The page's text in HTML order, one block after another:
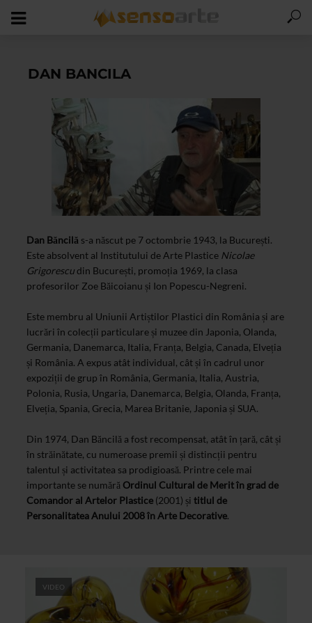
DAN BANCILA
Dan Băncilă s-a născut pe 7 octombrie 1943, la București.
Este absolvent al Institutului de Arte Plastice Nicolae
Grigorescudin București, promoția 1969, la clasa
profesorilor Zoe Băicoianu și Ion Popescu-Negreni.
Este membru al Uniunii Artiștilor Plastici din România și are
lucrări în colecții particulare și muzee din Japonia, Olanda,
Germania, Danemarca, Italia, Franța, Belgia, Canada, Elveția
și România. A expus atât individual, cât și în cadrul unor
expoziții de grup în România, Germania, Italia, Austria,
Polonia, Rusia, Ungaria, Danemarca, Belgia, Olanda, Franța,
Elveția, Spania, Grecia, Marea Britanie, Japonia și SUA.
Din 1974, Dan Băncilă a fost recompensat, atât în țară, cât și
în străinătate, cu numeroase premii și distincții pentru
talentul și activitatea sa prodigioasă. Printre cele mai
importante se numără Ordinul Cultural de Merit în grad de
Comandor al Artelor Plastice (2001) și titlul de
Personalitatea Anului 2008 în Arte Decorative.
VIDEO